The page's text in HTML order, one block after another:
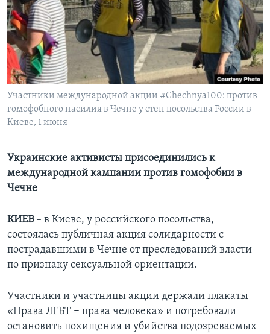
Learning English
СОЦИАЛЬНЫЕ СЕТИ
Языки
Участники международной акции #Chechnya100: против
гомофобного насилия в Чечне у стен посольства России в
Киеве, 1 июня
Украинские активисты присоединились к
международной кампании против гомофобии в
Чечне
КИЕВ– в Киеве, у российского посольства,
состоялась публичная акция солидарности с
пострадавшими в Чечне от преследований власти
по признаку сексуальной ориентации.
Участники и участницы акции держали плакаты
«Права ЛГБТ = права человека» и потребовали
остановить похищения и убийства подозреваемых